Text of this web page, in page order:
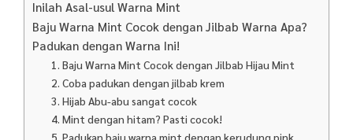
Inilah Asal-usul Warna Mint
Baju Warna Mint Cocok dengan Jilbab Warna Apa?
Padukan dengan Warna Ini!
1. Baju Warna Mint Cocok dengan Jilbab Hijau Mint
2. Coba padukan dengan jilbab krem
3. Hijab Abu-abu sangat cocok
4. Mint dengan hitam? Pasti cocok!
5. Padukan baju warna mint dengan kerudung pink